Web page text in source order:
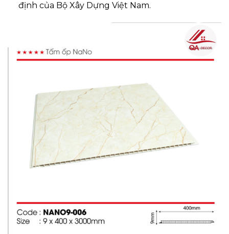
định của Bộ Xây Dựng Việt Nam.